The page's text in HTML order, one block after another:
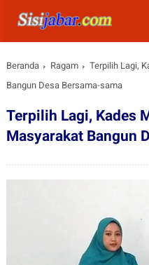
Beranda Ragam
Terpilih Lagi,
Bangun Desa Bersama-sama
Terpilih Lagi, Kades
Masyarakat Bangun